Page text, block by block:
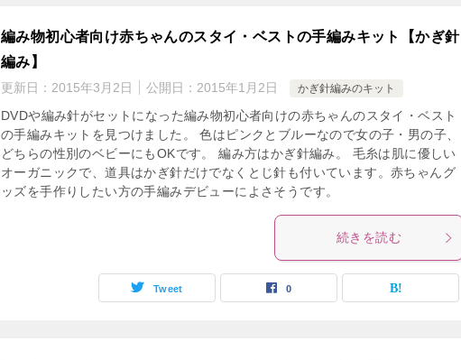
編み物初心者向け赤ちゃんのスタイ・ベストの手編みキット【かぎ針
編み】
更新日： 2015年3月2日 公開日： 2015年1月2日 かぎ針編みのキット
DVDや編み針がセットになった編み物初心者向けの赤ちゃんのスタイ・ベスト
の手編みキットを見つけました。 色はピンクとブルーなので女の子・男の子、
どちらの性別のベビーにもOKです。 編み方はかぎ針編み。 毛糸は肌に優しい
オーガニックで、道具はかぎ針だけでなくとじ針も付いています。赤ちゃんグ
ッズを手作りしたい方の手編みデビューによさそうです。
続きを読む
Tweet 0